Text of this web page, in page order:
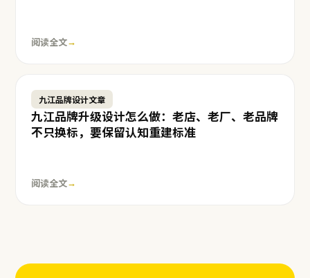
阅读全文→
九江品牌设计文章
九江品牌升级设计怎么做：老店、老厂、老品牌
不只换标，要保留认知重建标准
阅读全文→